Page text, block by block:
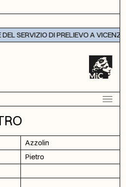
SERVIZIO DI PRELIEVO A VICENZA
Azzolin
Pietro